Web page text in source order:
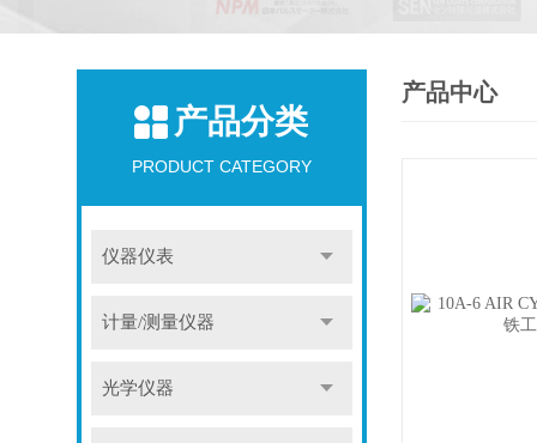
产品分类
PRODUCT CATEGORY
仪器仪表
计量/测量仪器
光学仪器
产品中心